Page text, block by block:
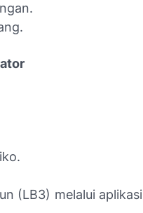
(LB3) melalui aplikasi